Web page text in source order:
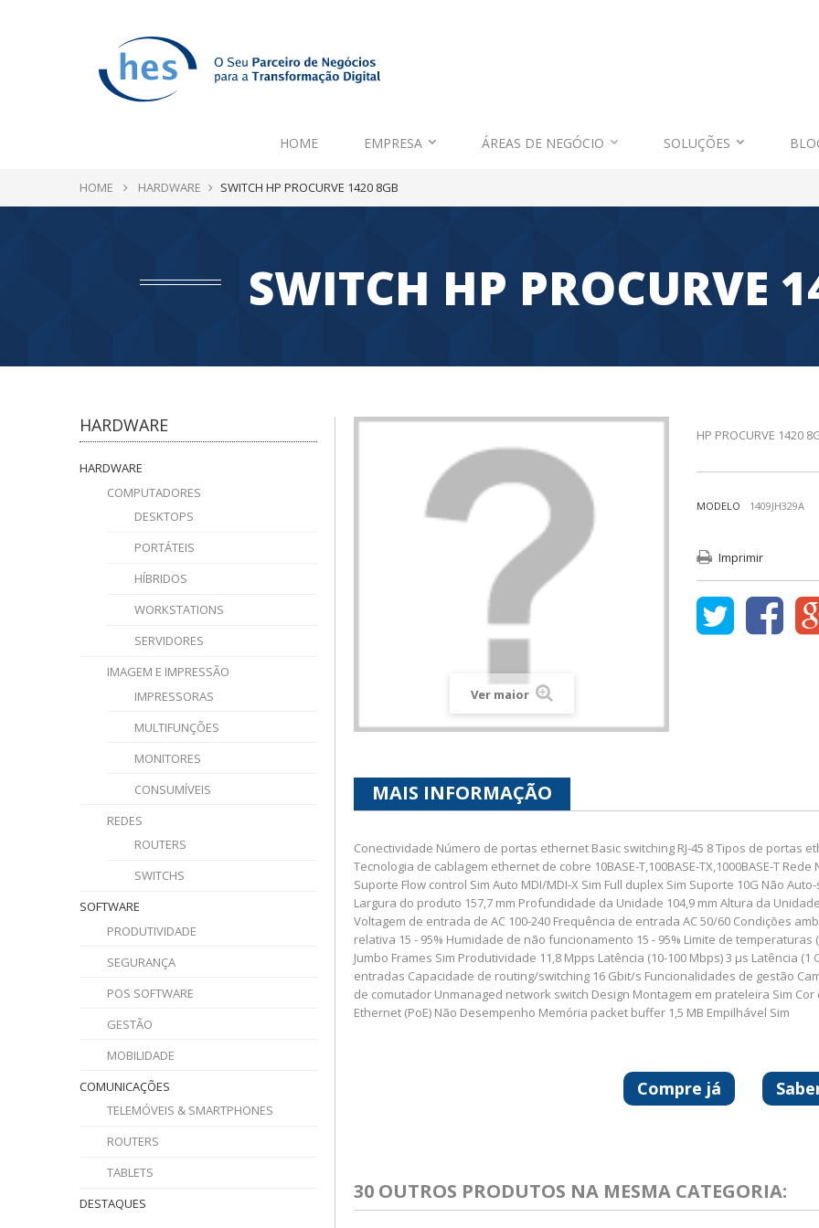
HOME EMPRESA ÁREAS DE NEGÓCIO SOLUÇÕES
HOME HARDWARE SWITCH HP PROCURVE 1420 8GB
SWITCH HP PROCURVE
HARDWARE
HARDWARE
COMPUTADORES
DESKTOPS
PORTÁTEIS
HÍBRIDOS
WORKSTATIONS
SERVIDORES
IMAGEM E IMPRESSÃO
IMPRESSORAS
MULTIFUNÇÕES
MONITORES
CONSUMÍVEIS
REDES
ROUTERS
SWITCHS
SOFTWARE
PRODUTIVIDADE
SEGURANÇA
POS SOFTWARE
GESTÃO
MOBILIDADE
COMUNICAÇÕES
TELEMÓVEIS & SMARTPHONES
ROUTERS
TABLETS
DESTAQUES
Ver maior
HP PROCURVE 1420
MODELO 1409JH329A
Imprimir
MAIS INFORMAÇÃO
Conectividade Número de portas ethernet Basic switching RJ-45 8 Tipos de portas
Tecnologia de cablagem ethernet de cobre 10BASE-T,100BASE-TX,1000BASE-T Rede
Suporte Flow control Sim Auto MDI/MDI-X Sim Full duplex Sim Suporte 10G Não
Largura do produto 157,7 mm Profundidade da Unidade 104,9 mm Altura da
Voltagem de entrada de AC 100-240 Frequência de entrada AC 50/60 Condições
relativa 15 - 95% Humidade de não funcionamento 15 - 95% Limite de
Jumbo Frames Sim Produtividade 11,8 Mpps Latência (10-100 Mbps) 3 µs Latência
entradas Capacidade de routing/switching 16 Gbit/s Funcionalidades de gestão
de comutador Unmanaged network switch Design Montagem em prateleira Sim
Ethernet (PoE) Não Desempenho Memória packet buffer 1,5 MB Empilhável Sim
Compre já
30 OUTROS PRODUTOS NA MESMA CATEGORIA: